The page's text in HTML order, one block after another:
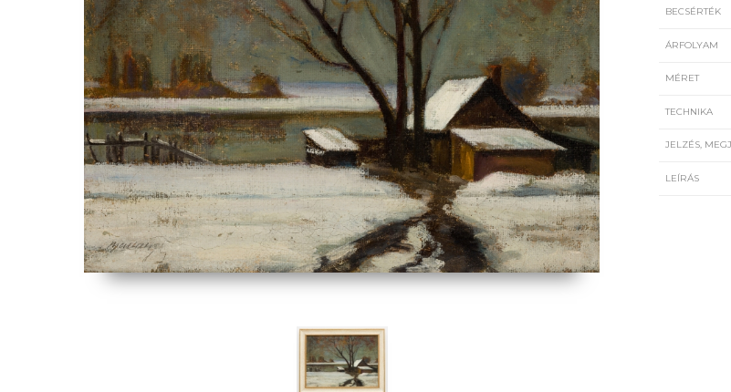
BECSÉRTÉK
ÁRFOLYAM
MÉRET
TECHNIKA
JELZÉS,
LEÍRÁS